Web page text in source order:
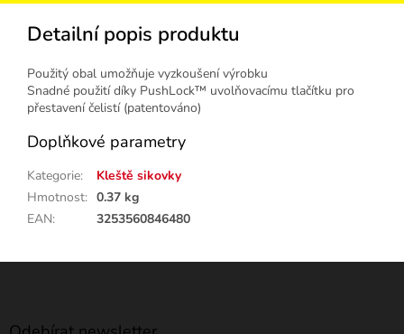
Detailní popis produktu
Použitý obal umožňuje vyzkoušení výrobku
Snadné použití díky PushLock™ uvolňovacímu tlačítku pro
přestavení čelistí (patentováno)
Doplňkové parametry
Kategorie:
Kleště sikovky
Hmotnost: 0.37 kg
EAN: 3253560846480